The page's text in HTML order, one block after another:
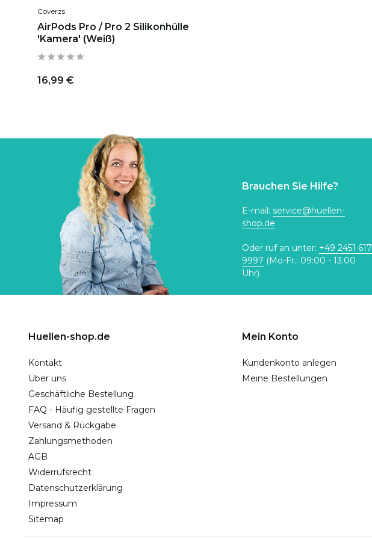
Coverzs
AirPods Pro / Pro 2 Silikonhülle
'Kamera' (Weiß)
16,99 €
Brauchen Sie Hilfe?
E-mail: service@huellen-
shop.de
Oder ruf an unter: +49 2451 617
9997 (Mo-Fr.: 09:00 - 13:00
Uhr)
Huellen-shop.de
Kontakt
Über uns
Geschäftliche Bestellung
FAQ - Häufig gestellte Fragen
Versand & Rückgabe
Zahlungsmethoden
AGB
Widerrufsrecht
Datenschutzerklärung
Impressum
Sitemap
Mein Konto
Kundenkonto anlegen
Meine Bestellungen